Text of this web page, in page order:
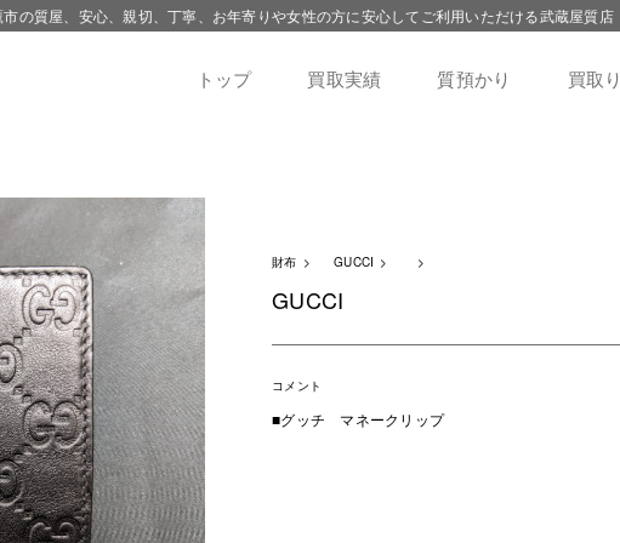
の質屋、安心、親切、丁寧、お年寄りや女性の方に安心してご利用いただける武蔵屋質店
トップ 買取実績 質預かり 買取り
財布 GUCCI
GUCCI
コメント
■グッチ マネークリップ